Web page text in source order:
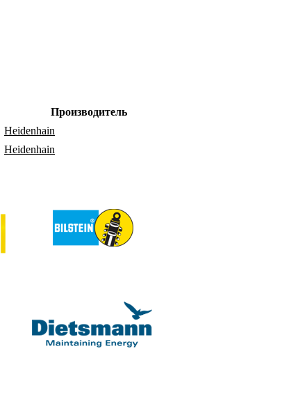
Производитель
Heidenhain
Heidenhain